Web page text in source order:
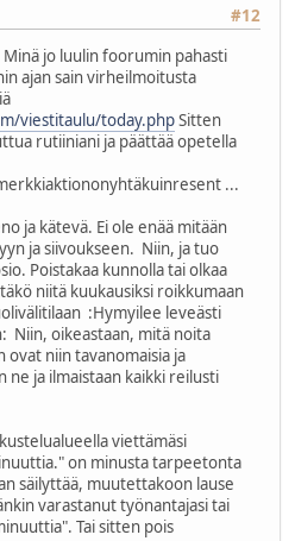
#12
jo luulin foorumin pahasti
ajan sain virheilmoitusta
viestitaulu/today.phpSitten
rutiiniani ja päättää opetella
...
ja kätevä. Ei ole enää mitään
ja siivoukseen. Niin, ja tuo
Poistakaa kunnolla tai olkaa
niitä kuukausiksi roikkumaan
:Hymyilee leveästi
Niin, oikeastaan, mitä noita
ovat niin tavanomaisia ja
ne ja ilmaistaan kaikki reilusti
viettämäsi
on minusta tarpeetonta
säilyttää, muutettakoon lause
varastanut työnantajasi tai
Tai sitten pois